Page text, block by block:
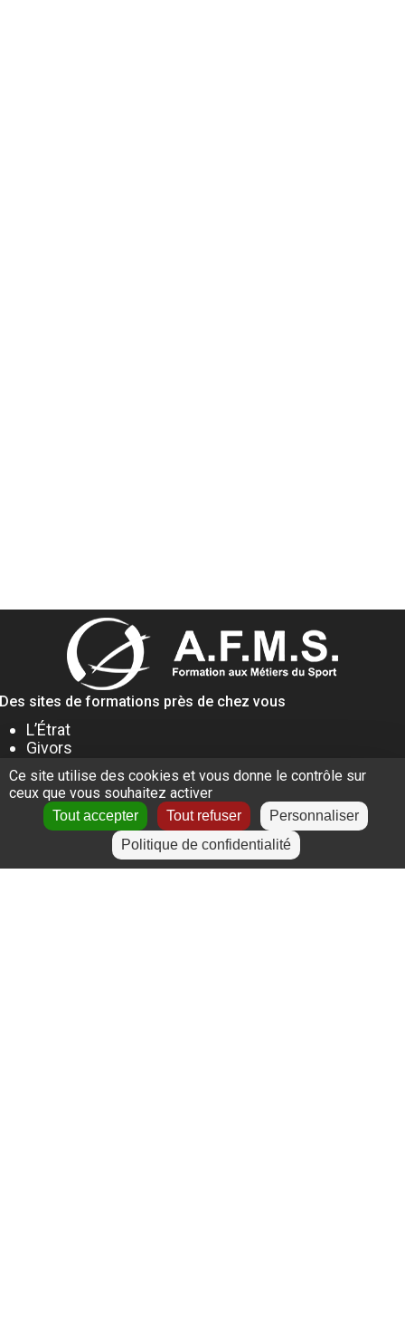
sites de formations près de chez vous
L’Étrat
Givors
Villeurbanne
Lyon
Le Puy-en-Velay
Ce site utilise des cookies et vous donne le contrôle sur
ceux que vous souhaitez activer
Tout accepter Tout refuser
Personnaliser
Politique de confidentialité